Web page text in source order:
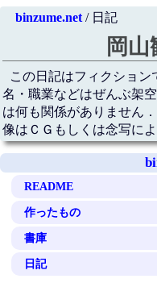
binzume.net/ 日記
岡
この日記はフィクショ
名・職業などはぜんぶ架
は何も関係がありません
像はＣＧもしくは念写に
README
作ったもの
書庫
日記